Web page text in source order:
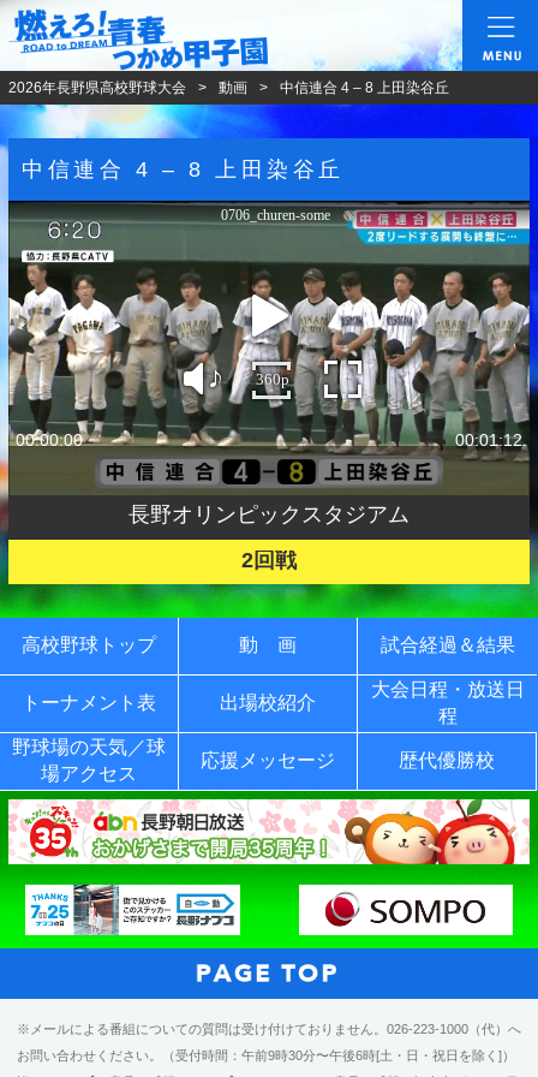
燃えろ!青春 つかめ
2026年長野県高校野球大会 動画 中信連合 4 – 8 上田染谷丘
中信連合 4 – 8 上田染谷丘
00:00:00 00:01:12
360p
0706_churen-some
長野オリンピックスタジアム
2回戦
高校野球トップ 動 画 試合経過＆結果
トーナメント表 出場校紹介
大会日程・放送日
程
野球場の天気／球
場アクセス
応援メッセージ 歴代優勝校
※メールによる番組についての質問は受け付けておりません。026-223-1000（代）へ
お問い合わせください。（受付時間：午前9時30分〜午後6時[土・日・祝日を除く]）